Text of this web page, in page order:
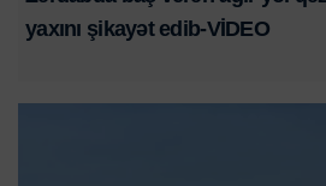
yaxını şikayət edib-VİDEO